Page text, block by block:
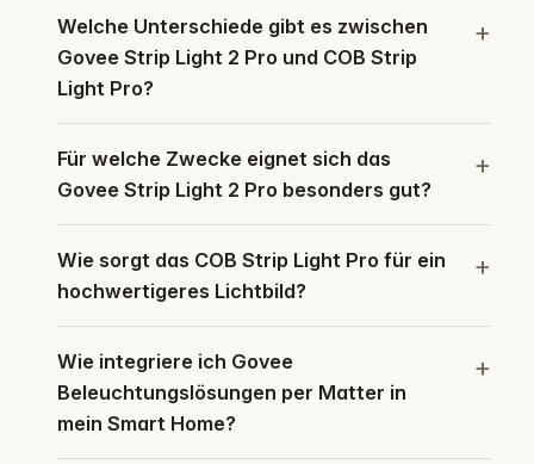
Welche Unterschiede gibt es zwischen
Govee Strip Light 2 Pro und COB Strip
Light Pro?
Für welche Zwecke eignet sich das
Govee Strip Light 2 Pro besonders gut?
Wie sorgt das COB Strip Light Pro für ein
hochwertigeres Lichtbild?
Wie integriere ich Govee
Beleuchtungslösungen per Matter in
mein Smart Home?